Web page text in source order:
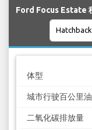
Ford Focus Estate
体型
城市行驶百公里
二氧化碳排放量